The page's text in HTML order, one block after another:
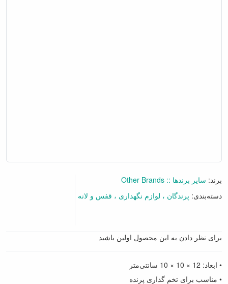
برند: سایر برندها :: Other Brands
دسته‌بندی: پرندگان لوازم نگهداری قفس و لانه
برای نظر دادن به این محصول اولین باشید
• ابعاد: 12 × 10 × 10 سانتی‌متر
• مناسب برای تخم گذاری پرنده